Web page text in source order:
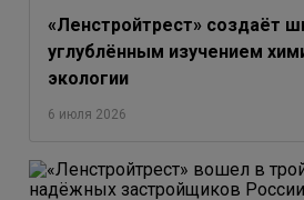
«Ленстройтрест» создаёт
углублённым изучением
экологии
6 июля 2026